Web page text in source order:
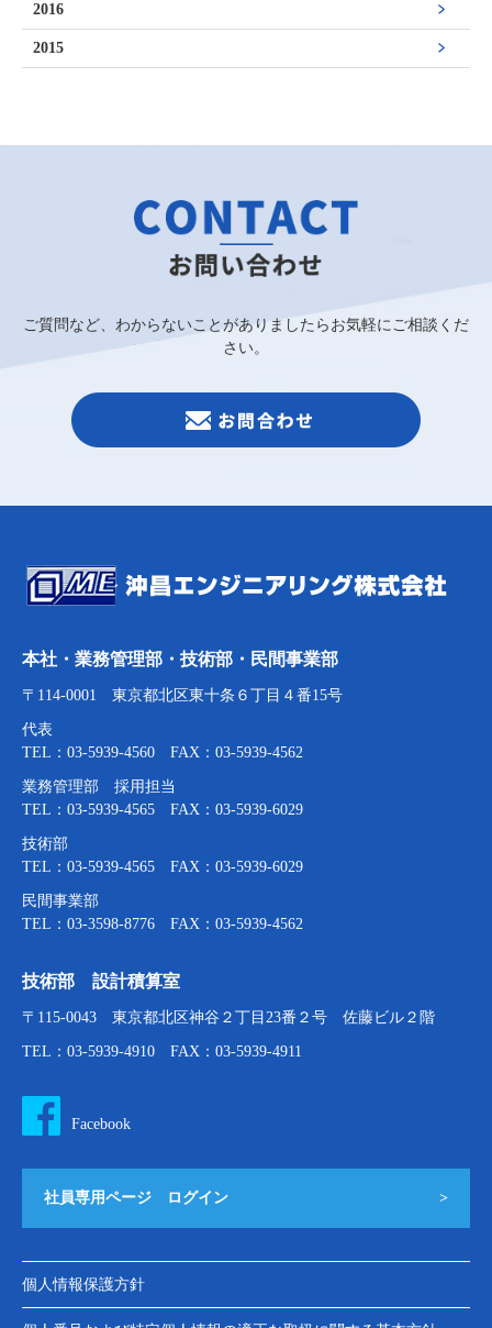
2016
2015
ご質問など、わからないことがありましたらお気軽にご相談くだ
さい。
本社・業務管理部・技術部・民間事業部
〒114-0001 東京都北区東十条６丁目４番15号
代表
TEL：03-5939-4560 FAX：03-5939-4562
業務管理部 採用担当
TEL：03-5939-4565 FAX：03-5939-6029
技術部
TEL：03-5939-4565 FAX：03-5939-6029
民間事業部
TEL：03-3598-8776 FAX：03-5939-4562
技術部 設計積算室
〒115-0043 東京都北区神谷２丁目23番２号 佐藤ビル２階
TEL：03-5939-4910 FAX：03-5939-4911
Facebook
社員専用ページ ログイン >
個人情報保護方針